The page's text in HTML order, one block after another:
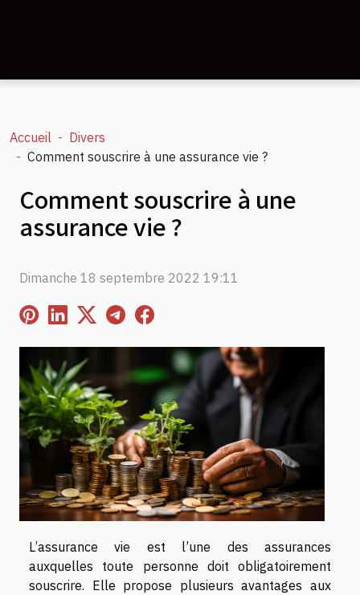
Accueil
Divers
Comment souscrire à une assurance vie ?
Comment souscrire à une
assurance vie ?
Dimanche 18 septembre 2022 19:11
L’assurance vie est l’une des assurances
auxquelles toute personne doit obligatoirement
souscrire. Elle propose plusieurs avantages aux